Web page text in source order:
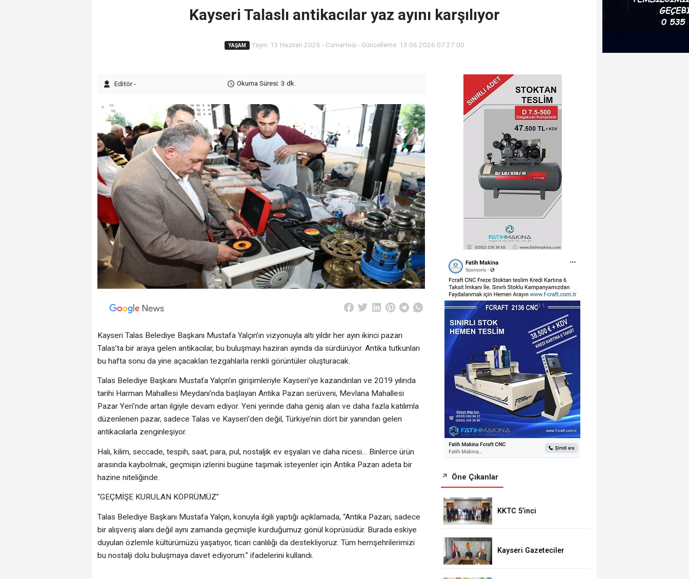
Kayseri Talaslı antikacılar yaz ayını karşılıyor
YAŞAM Yayın: 13 Haziran 2026 - Cumartesi - Güncelleme: 13.06.2026 07:27:00
Editör - Okuma Süresi: 3 dk.
Kayseri Talas Belediye Başkanı Mustafa Yalçın’ın vizyonuyla altı yıldır her ayın ikinci pazarı
Talas’ta bir araya gelen antikacılar, bu buluşmayı haziran ayında da sürdürüyor. Antika tutkunları
bu hafta sonu da yine açacakları tezgahlarla renkli görüntüler oluşturacak.
Talas Belediye Başkanı Mustafa Yalçın’ın girişimleriyle Kayseri’ye kazandırılan ve 2019 yılında
tarihi Harman Mahallesi Meydanı’nda başlayan Antika Pazarı serüveni, Mevlana Mahallesi
Pazar Yeri’nde artan ilgiyle devam ediyor. Yeni yerinde daha geniş alan ve daha fazla katılımla
düzenlenen pazar, sadece Talas ve Kayseri’den değil, Türkiye’nin dört bir yanından gelen
antikacılarla zenginleşiyor.
Halı, kilim, seccade, tespih, saat, para, pul, nostaljik ev eşyaları ve daha nicesi… Binlerce ürün
arasında kaybolmak, geçmişin izlerini bugüne taşımak isteyenler için Antika Pazarı adeta bir
hazine niteliğinde.
“GEÇMİŞE KURULAN KÖPRÜMÜZ”
Talas Belediye Başkanı Mustafa Yalçın, konuyla ilgili yaptığı açıklamada, “Antika Pazarı, sadece
bir alışveriş alanı değil aynı zamanda geçmişle kurduğumuz gönül köprüsüdür. Burada eskiye
duyulan özlemle kültürümüzü yaşatıyor, ticari canlılığı da destekliyoruz. Tüm hemşehrilerimizi
bu nostalji dolu buluşmaya davet ediyorum.” ifadelerini kullandı.
Öne Çıkanlar
KKTC 5’inci
Ersin Tatar’dan Vali
Kayseri Gazeteciler
Okulları ve Bahçeşehir